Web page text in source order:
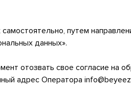
путем
данных».
отозвать свое согласие на
адрес Оператора